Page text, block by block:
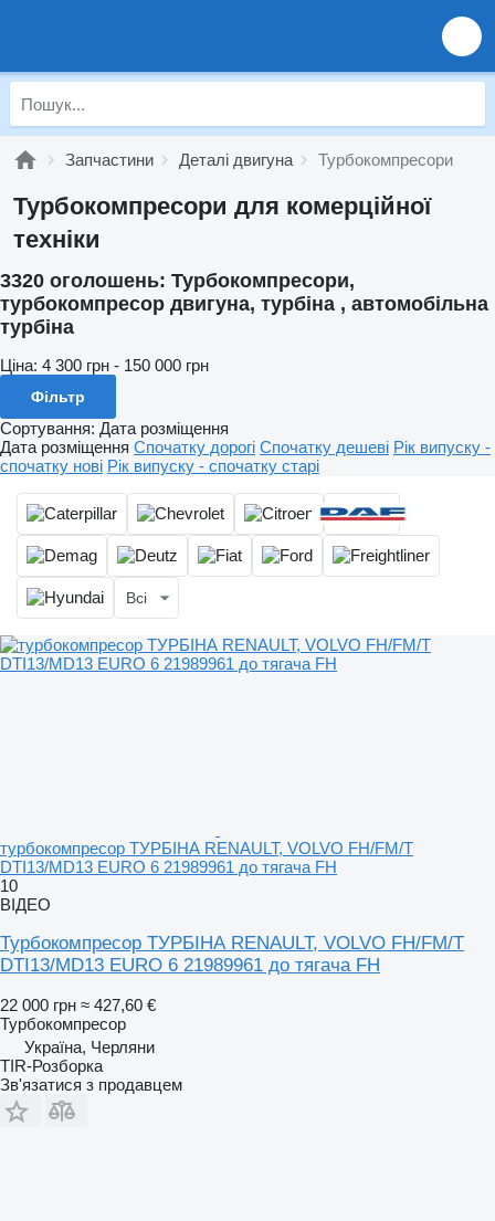
Запчастини Деталі двигуна Турбокомпресори
Турбокомпресори для комерційної
техніки
3320 оголошень: Турбокомпресори,
турбокомпресор двигуна, турбіна , автомобільна
турбіна
Ціна: 4 300 грн - 150 000 грн
Фільтр
Сортування: Дата розміщення
Дата розміщення Спочатку дорогі Спочатку дешеві Рік випуску -
спочатку нові Рік випуску - спочатку старі
Всі
турбокомпресор ТУРБІНА RENAULT, VOLVO FH/FM/T
DTI13/MD13 EURO 6 21989961 до тягача FH
10
ВІДЕО
Турбокомпресор ТУРБІНА RENAULT, VOLVO FH/FM/T
DTI13/MD13 EURO 6 21989961 до тягача FH
22 000 грн ≈ 427,60 €
Турбокомпресор
Україна, Черляни
TIR-Розборка
Зв'язатися з продавцем